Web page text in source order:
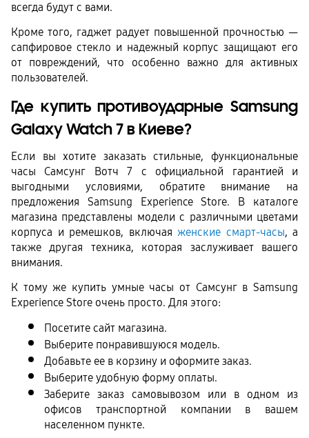
всегда будут с вами.
Кроме того, гаджет радует повышенной прочностью —
сапфировое стекло и надежный корпус защищают его
от повреждений, что особенно важно для активных
пользователей.
Где купить противоударные Samsung
Galaxy Watch 7 в Киеве?
Если вы хотите заказать стильные, функциональные
часы Самсунг Вотч 7 с официальной гарантией и
выгодными условиями, обратите внимание на
предложения Samsung Experience Store. В каталоге
магазина представлены модели с различными цветами
корпуса и ремешков, включая женские смарт-часы, а
также другая техника, которая заслуживает вашего
внимания.
К тому же купить умные часы от Самсунг в Samsung
Experience Store очень просто. Для этого:
Посетите сайт магазина.
Выберите понравившуюся модель.
Добавьте ее в корзину и оформите заказ.
Выберите удобную форму оплаты.
Заберите заказ самовывозом или в одном из
офисов транспортной компании в вашем
населенном пункте.